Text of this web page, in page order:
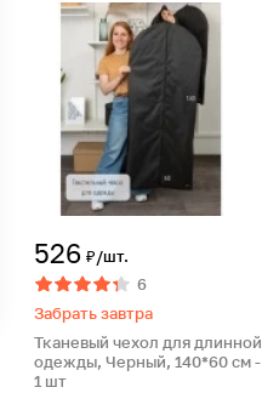
526 ₽/шт.
6
Забрать завтра
Тканевый чехол для длинной
одежды, Черный, 140*60 см -
1 шт